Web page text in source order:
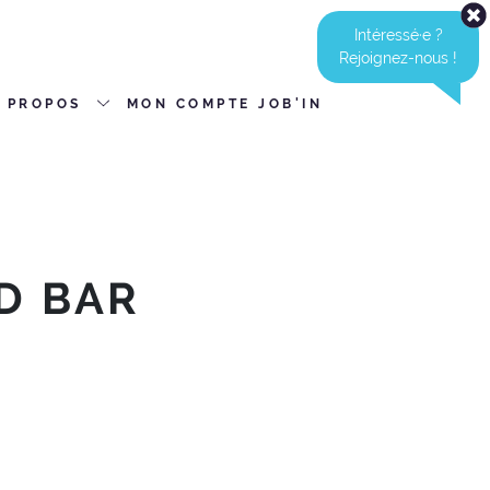
Intéressé·e ?
Rejoignez-nous !
PROPOS MON COMPTE JOB'IN
BAR